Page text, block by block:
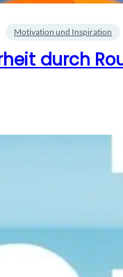
Motivation und Inspiration
durch